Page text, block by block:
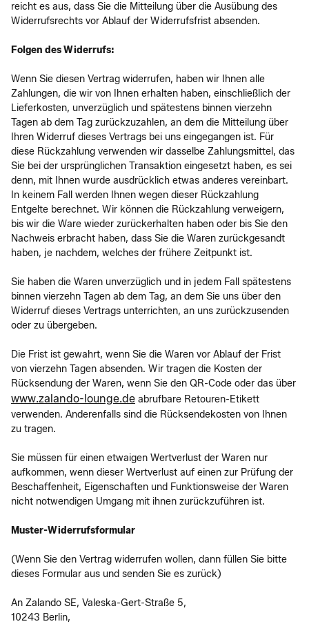
reicht es aus, dass Sie die Mitteilung über die Ausübung des
Widerrufsrechts vor Ablauf der Widerrufsfrist absenden.
Folgen des Widerrufs:
Wenn Sie diesen Vertrag widerrufen, haben wir Ihnen alle
Zahlungen, die wir von Ihnen erhalten haben, einschließlich der
Lieferkosten, unverzüglich und spätestens binnen vierzehn
Tagen ab dem Tag zurückzuzahlen, an dem die Mitteilung über
Ihren Widerruf dieses Vertrags bei uns eingegangen ist. Für
diese Rückzahlung verwenden wir dasselbe Zahlungsmittel, das
Sie bei der ursprünglichen Transaktion eingesetzt haben, es sei
denn, mit Ihnen wurde ausdrücklich etwas anderes vereinbart.
In keinem Fall werden Ihnen wegen dieser Rückzahlung
Entgelte berechnet. Wir können die Rückzahlung verweigern,
bis wir die Ware wieder zurückerhalten haben oder bis Sie den
Nachweis erbracht haben, dass Sie die Waren zurückgesandt
haben, je nachdem, welches der frühere Zeitpunkt ist.
Sie haben die Waren unverzüglich und in jedem Fall spätestens
binnen vierzehn Tagen ab dem Tag, an dem Sie uns über den
Widerruf dieses Vertrags unterrichten, an uns zurückzusenden
oder zu übergeben.
Die Frist ist gewahrt, wenn Sie die Waren vor Ablauf der Frist
von vierzehn Tagen absenden. Wir tragen die Kosten der
Rücksendung der Waren, wenn Sie den QR-Code oder das über
www.zalando-lounge.de abrufbare Retouren-Etikett
verwenden. Anderenfalls sind die Rücksendekosten von Ihnen
zu tragen.
Sie müssen für einen etwaigen Wertverlust der Waren nur
aufkommen, wenn dieser Wertverlust auf einen zur Prüfung der
Beschaffenheit, Eigenschaften und Funktionsweise der Waren
nicht notwendigen Umgang mit ihnen zurückzuführen ist.
Muster-Widerrufsformular
(Wenn Sie den Vertrag widerrufen wollen, dann füllen Sie bitte
dieses Formular aus und senden Sie es zurück)
An Zalando SE, Valeska-Gert-Straße 5,
10243 Berlin,